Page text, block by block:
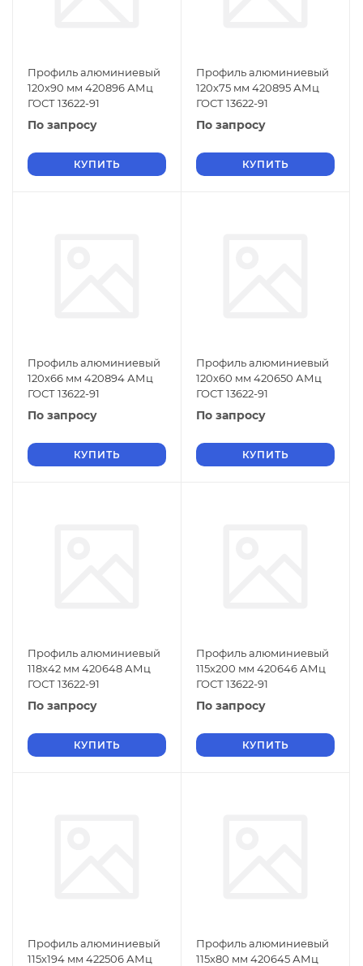
Профиль алюминиевый
120х90 мм 420896 АМц
ГОСТ 13622-91
По запросу
КУПИТЬ
Профиль алюминиевый
120х75 мм 420895 АМц
ГОСТ 13622-91
По запросу
КУПИТЬ
Профиль алюминиевый
120х66 мм 420894 АМц
ГОСТ 13622-91
По запросу
КУПИТЬ
Профиль алюминиевый
120х60 мм 420650 АМц
ГОСТ 13622-91
По запросу
КУПИТЬ
Профиль алюминиевый
118х42 мм 420648 АМц
ГОСТ 13622-91
По запросу
КУПИТЬ
Профиль алюминиевый
115х200 мм 420646 АМц
ГОСТ 13622-91
По запросу
КУПИТЬ
Профиль алюминиевый
115х194 мм 422506 АМц
Профиль алюминиевый
115х80 мм 420645 АМц